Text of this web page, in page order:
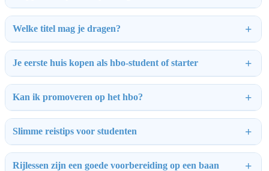
Welke titel mag je dragen?
Je eerste huis kopen als hbo-student of starter
Kan ik promoveren op het hbo?
Slimme reistips voor studenten
Rijlessen zijn een goede voorbereiding op een baan